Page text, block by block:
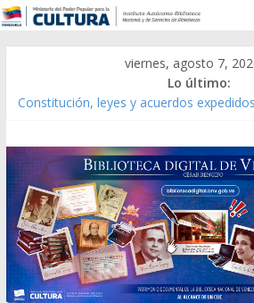
viernes, agosto 7,
Lo último:
Constitución, leyes y acuerdos
Modesta Bor Sánchez [material gráfico]
Gaceta Oficial de la República de
Caracas 09 de marzo de 2006 N° 38.394
Catálogo temático de obras de